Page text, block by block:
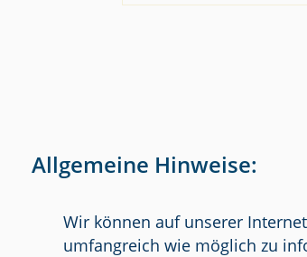
Allgemeine Hinweise:
Wir können auf unserer
umfangreich wie möglich zu